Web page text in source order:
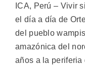
ICA, Perú – Vivir
el día a día de
del pueblo
amazónica del
años a la periferia